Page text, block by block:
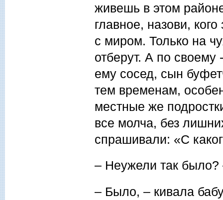
живешь в этом
главное, назови,
с миром. Только на
отберут. А по своему
ему сосед, сын
тем временам,
местные же
все молча, без
спрашивали: «С
– Неужели так
– Было, – кивала